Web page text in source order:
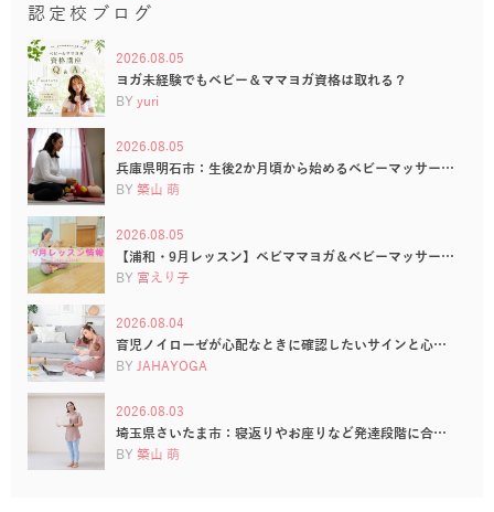
認定校ブログ
2026.08.05
ヨガ未経験でもベビー＆ママヨガ資格は取れる？
BY yuri
2026.08.05
兵庫県明石市：生後2か月頃から始めるベビーマッサー…
BY 築山 萌
2026.08.05
【浦和・9月レッスン】ベビママヨガ＆ベビーマッサー…
BY 宮えり子
2026.08.04
育児ノイローゼが心配なときに確認したいサインと心…
BY JAHAYOGA
2026.08.03
埼玉県さいたま市：寝返りやお座りなど発達段階に合…
BY 築山 萌